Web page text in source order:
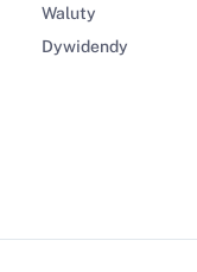
Waluty
Dywidendy